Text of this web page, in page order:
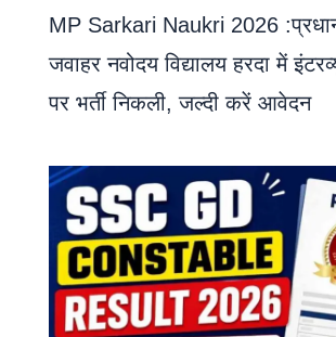
MP Sarkari Naukri 2026
जवाहर नवोदय विद्यालय हरदा में
पर भर्ती निकली, जल्दी करें आवेदन